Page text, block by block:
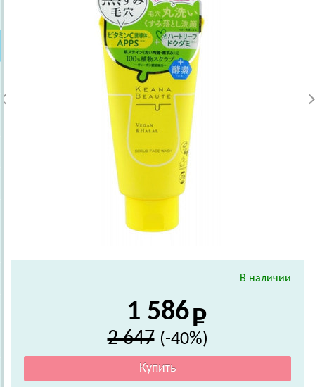
В наличии
1 586
2 647 (-40%)